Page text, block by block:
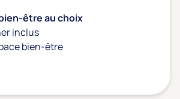
être au choix
inclus
bien-être